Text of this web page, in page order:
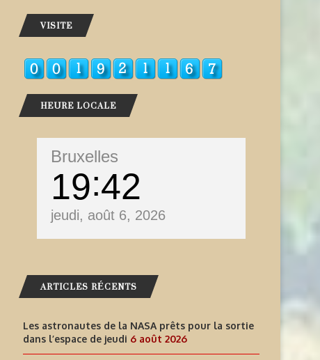
VISITE
HEURE LOCALE
Bruxelles
19 42
jeudi, août 6, 2026
ARTICLES RÉCENTS
Les astronautes de la NASA prêts pour la sortie
dans l’espace de jeudi 6 août 2026